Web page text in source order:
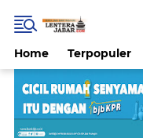
Home Terpopuler